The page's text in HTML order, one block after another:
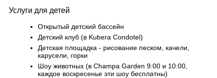
Услуги для детей
Открытый детский бассейн
Детский клуб (в Kubera Condotel)
Детская площадка - рисование песком, качели,
карусели, горки
Шоу животных (в Champa Garden 9:00 и 10:00,
каждое воскресенье эти шоу бесплатны)